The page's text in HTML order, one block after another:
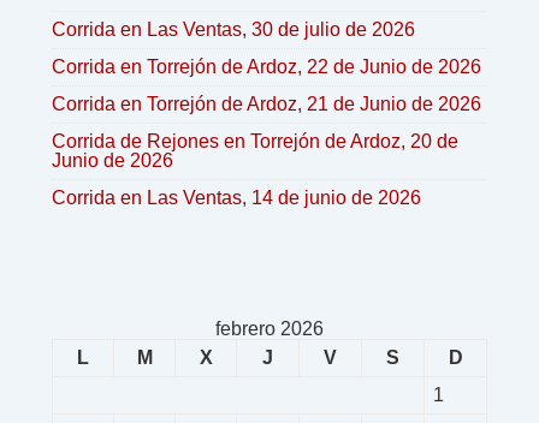
Corrida en Las Ventas, 30 de julio de 2026
Corrida en Torrejón de Ardoz, 22 de Junio de 2026
Corrida en Torrejón de Ardoz, 21 de Junio de 2026
Corrida de Rejones en Torrejón de Ardoz, 20 de
Junio de 2026
Corrida en Las Ventas, 14 de junio de 2026
febrero 2026
L
M X J V S
D
1